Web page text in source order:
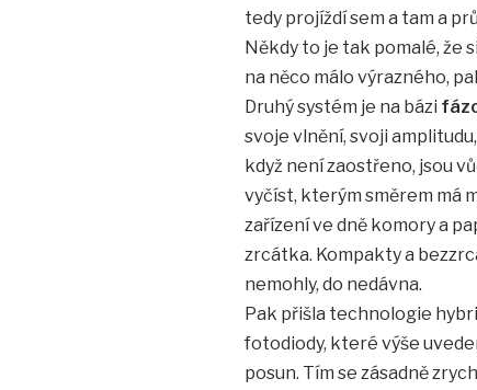
tedy projíždí sem a tam a
Někdy to je tak pomalé, že
na něco málo výrazného,
Druhý systém je na bázi
svoje vlnění, svoji
když není zaostřeno, jsou
vyčíst, kterým směrem má
zařízení ve dně komory a
zrcátka. Kompakty a
nemohly, do nedávna.
Pak přišla technologie
fotodiody, které výše
posun. Tím se zásadně